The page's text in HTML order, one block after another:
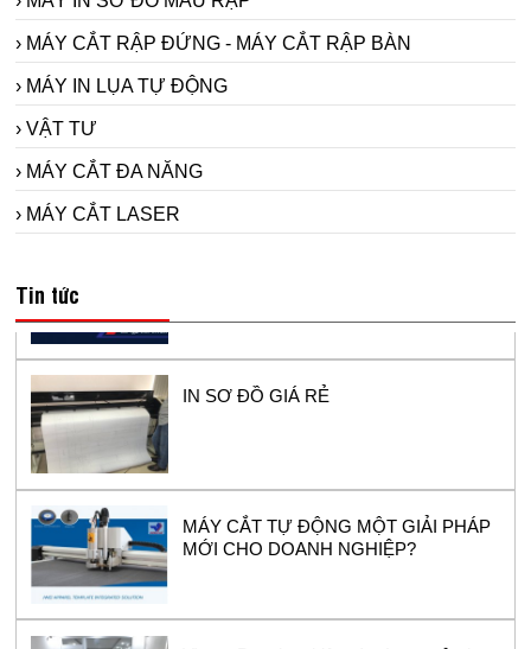
› MÁY CẮT RẬP ĐỨNG - MÁY CẮT RẬP BÀN
› MÁY IN LỤA TỰ ĐỘNG
› VẬT TƯ
› MÁY CẮT ĐA NĂNG
› MÁY CẮT LASER
Tin tức
MỚI CHO DOANH NGHIỆP?